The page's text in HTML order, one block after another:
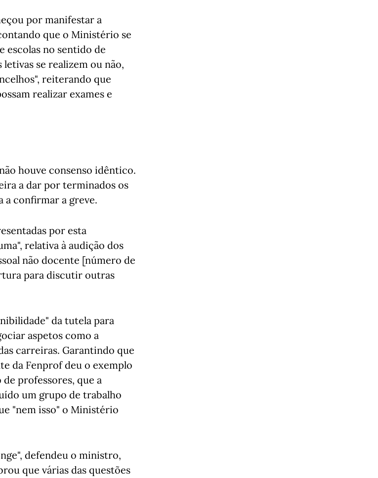
por manifestar a
que o Ministério se
escolas no sentido de
se realizem ou não,
reiterando que
realizar exames e
houve consenso idêntico.
a dar por terminados os
a confirmar a greve.
por esta
relativa à audição dos
não docente [número de
para discutir outras
da tutela para
aspetos como a
carreiras. Garantindo que
da Fenprof deu o exemplo
professores, que a
um grupo de trabalho
"nem isso" o Ministério
defendeu o ministro,
que várias das questões